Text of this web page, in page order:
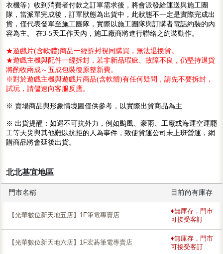
衣機等）收到消費者付款之訂單需求後，將會派發給運送與施工團
隊，當派單完成後，訂單狀態為出貨中，此狀態不一定是實際完成出
貨，僅代表發單至施工團隊，實際以施工團隊與訂購者電話約裝的內
容為主。 在3-5天工作天內，施工廠商將進行聯絡之約裝動作。
★遊戲片(含軟體)商品一經拆封視同購買，無法退換貨。
★遊戲主機與配件一經拆封，若非新品瑕疵、故障不良，仍堅持退貨
將酌收兩成～五成包裝復原整新費。
※對於遊戲主機與遊戲片商品(含軟體)有任何疑問，請先不要拆封，
試玩，請儘速向客服反應。
※ 賣場商品與形象情境圖僅供參考，以實際出貨商品為主
※ 出貨提醒：如遇不可抗外力，例如颱風、豪雨、工廠或海運空運罷
工等天災與其他難以抗拒的人為事件，致使貨運公司未上班營運，網
購商品將會延後出貨。
北北基宜地區
門市名稱 目前尚有庫存
【光華數位新天地五店】1F筆電專賣店
♦無庫存，門市
可接受客訂
【光華數位新天地六店】1F宏碁筆電專賣店
♦無庫存，門市
可接受客訂